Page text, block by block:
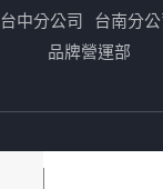
台中分公司 台南分
品牌營運部